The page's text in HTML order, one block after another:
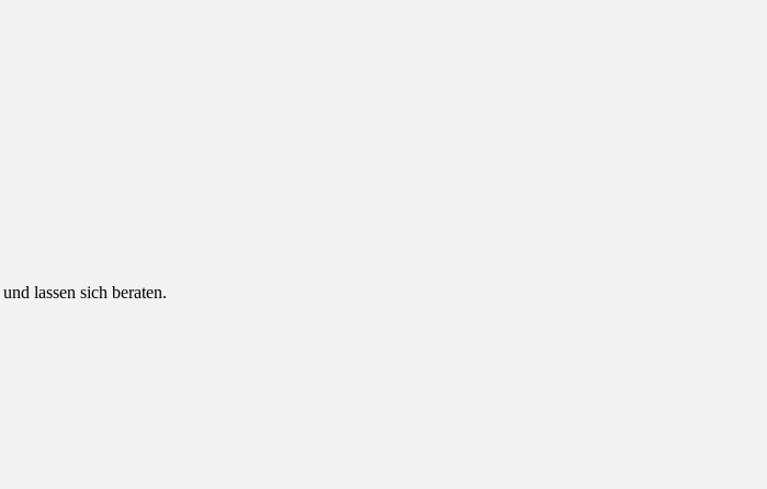
und lassen sich beraten.